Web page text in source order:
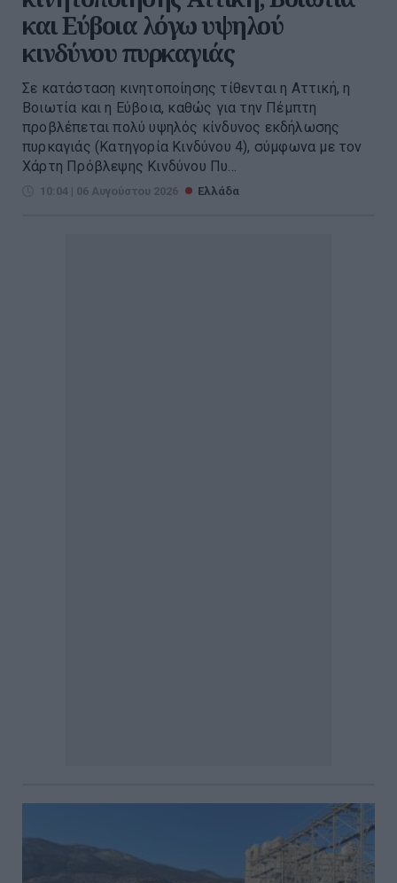
και Εύβοια λόγω υψηλού
κινδύνου πυρκαγιάς
Σε κατάσταση κινητοποίησης τίθενται η Αττική, η
Βοιωτία και η Εύβοια, καθώς για την Πέμπτη
προβλέπεται πολύ υψηλός κίνδυνος εκδήλωσης
πυρκαγιάς (Κατηγορία Κινδύνου 4), σύμφωνα με τον
Χάρτη Πρόβλεψης Κινδύνου Πυ...
10:04 | 06 Αυγούστου 2026 Ελλάδα